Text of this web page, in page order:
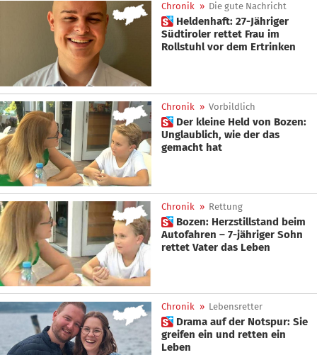
Chronik » Die gute Nachricht
 Heldenhaft: 27-Jähriger
Südtiroler rettet Frau im
Rollstuhl vor dem Ertrinken
Chronik » Vorbildlich
 Der kleine Held von Bozen:
Unglaublich, wie der das
gemacht hat
Chronik » Rettung
 Bozen: Herzstillstand beim
Autofahren – 7-jähriger Sohn
rettet Vater das Leben
Chronik » Lebensretter
 Drama auf der Notspur: Sie
greifen ein und retten ein
Leben